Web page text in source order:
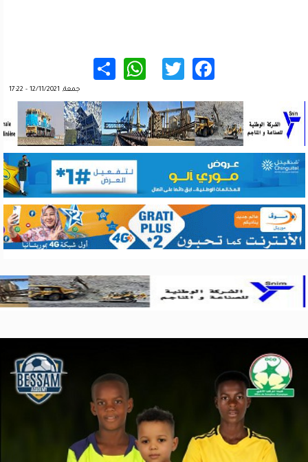
Facebook
Twitter
WhatsApp
جمعة, 12/11/2021 - 17:22